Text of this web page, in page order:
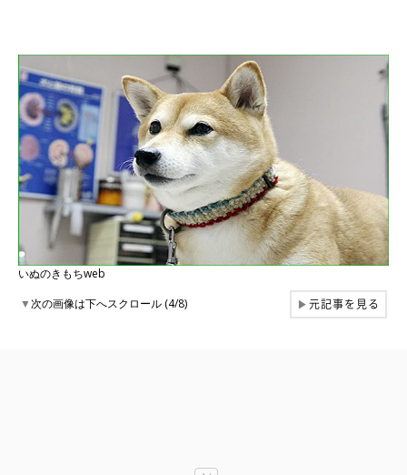
いぬのきもちweb
▼次の画像は下へスクロール (4/8) ▶元記事を見る